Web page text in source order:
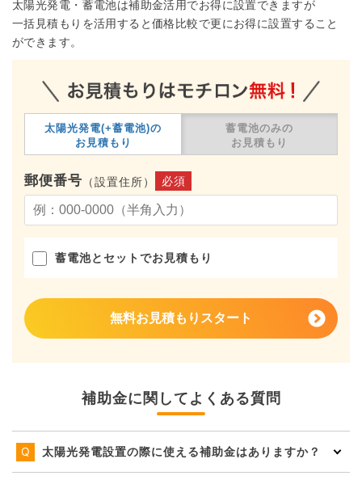
太陽光発電・蓄電池は補助金活用でお得に設置できますが
一括見積もりを活用すると価格比較で更にお得に設置すること
ができます。
太陽光発電(+蓄電池)の
お見積もり
蓄電池のみの
お見積もり
郵便番号 （設置住所） 必須
蓄電池とセットでお見積もり
無料お見積もりスタート
補助金に関してよくある質問
太陽光発電設置の際に使える補助金はありますか？